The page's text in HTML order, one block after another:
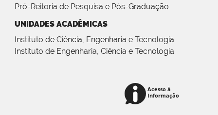
Pró-Reitoria de Pesquisa e Pós-Graduação
UNIDADES ACADÊMICAS
Instituto de Ciência, Engenharia e Tecnologia
Instituto de Engenharia, Ciência e Tecnologia